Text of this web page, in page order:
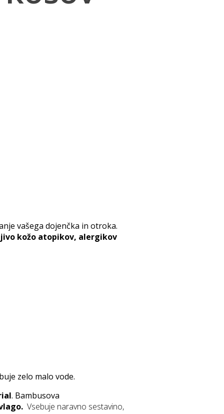
vašega dojenčka in otroka.
kožo atopikov, alergikov
zelo malo vode.
. Bambusova
Vsebuje naravno sestavino,